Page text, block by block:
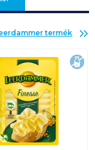
termék